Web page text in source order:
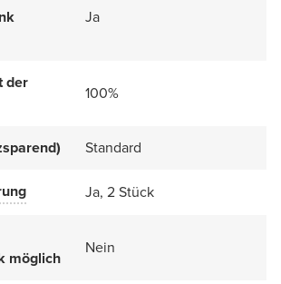
Ja
der
100%
Standard
Ja, 2 Stück
möglich
Nein